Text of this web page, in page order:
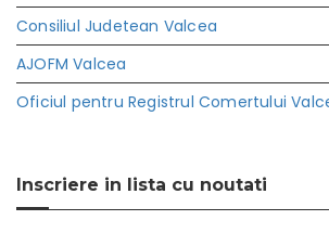
Consiliul Judetean Valcea
AJOFM Valcea
Oficiul pentru Registrul Comertului
Inscriere in lista cu noutati